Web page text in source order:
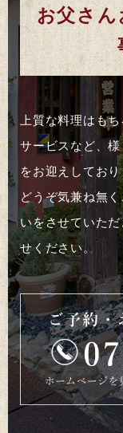
お父さ
上質な料理はも
サービスなど、
をお迎えしてお
どうぞ気兼ね無
いをさせていた
せください。